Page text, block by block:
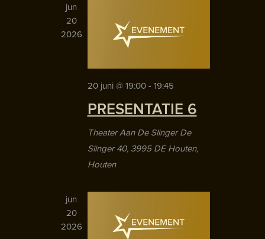
jun
20
2026
20 juni @ 19:00- 19:45
PRESENTATIE 6
Theater Aan De SlingerDe
Slinger 40, 3995 DE Houten,
Houten
jun
20
2026